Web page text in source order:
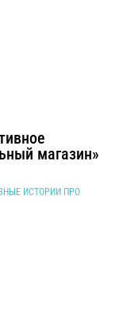
магазин»
ИСТОРИИ ПРО